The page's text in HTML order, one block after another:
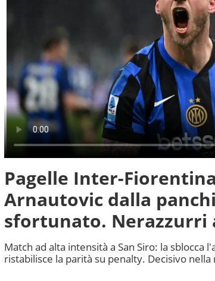
Pagelle Inter-
Arnautovic dalla
sfortunato. Nerazzurri
Match ad alta intensità a San Siro: la sblocca
ristabilisce la parità su penalty. Decisivo